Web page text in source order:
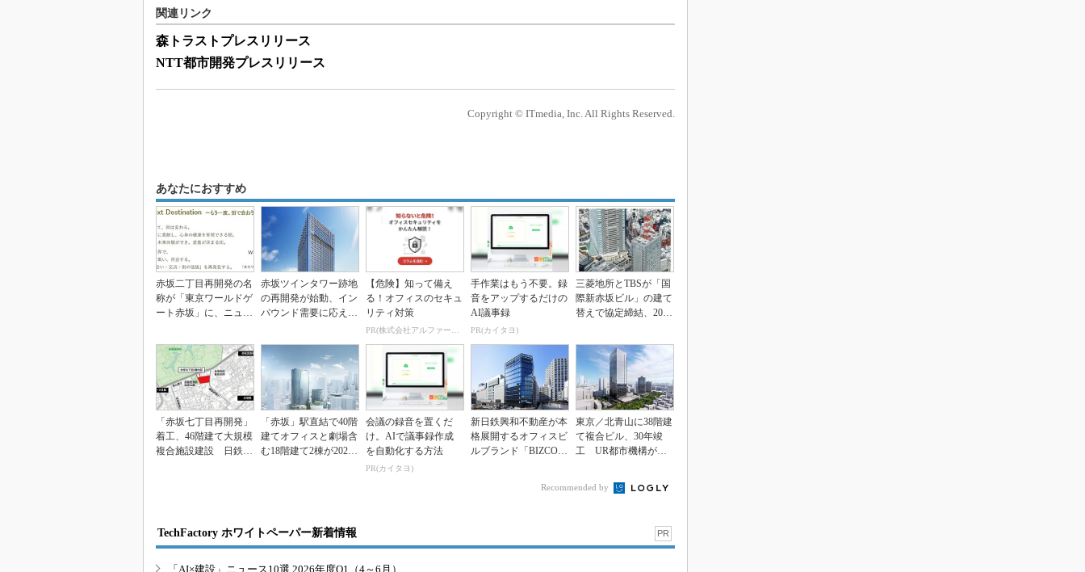
関連リンク
森トラストプレスリリース
NTT都市開発プレスリリース
Copyright © ITmedia, Inc. All Rights Reserved.
あなたにおすすめ
赤坂二丁目再開発の名
称が「東京ワールドゲ
ート赤坂」に、ニュー
に...
赤坂ツインタワー跡地
の再開発が始動、イン
バウンド需要に応える
【危険】知って備え
る！オフィスのセキュ
リティ対策
PR(株式会社アルファーテクノ)
手作業はもう不要。録
音をアップするだけの
AI議事録
PR(カイタヨ)
三菱地所とTBSが「国
際新赤坂ビル」の建て
替えで協定締結、2029
「赤坂七丁目再開発」
着工、46階建て大規模
複合施設建設 日鉄興
「赤坂」駅直結で40階
建てオフィスと劇場含
む18階建て2棟が2028
会議の録音を置くだ
け。AIで議事録作成
を自動化する方法
PR(カイタヨ)
新日鉄興和不動産が本
格展開するオフィスビ
ルブランド「BIZCOR
東京／北青山に38階建
て複合ビル、30年竣
工 UR都市機構が再
Recommended by
TechFactory ホワイトペーパー新着情報 PR
「AI×建設」ニュース10選 2026年度Q1（4～6月）